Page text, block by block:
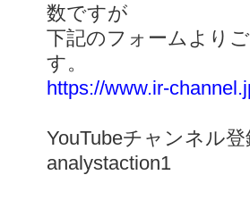
数ですが
下記のフォームより
す。
https://www.ir-
YouTubeチャンネル
analystaction1